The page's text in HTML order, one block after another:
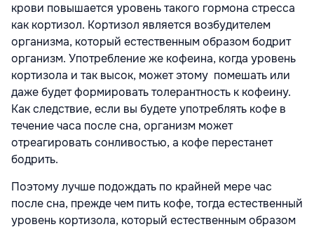
крови повышается уровень такого гормона стресса
как кортизол. Кортизол является возбудителем
организма, который естественным образом бодрит
организм. Употребление же кофеина, когда уровень
кортизола и так высок, может этому помешать или
даже будет формировать толерантность к кофеину.
Как следствие, если вы будете употреблять кофе в
течение часа после сна, организм может
отреагировать сонливостью, а кофе перестанет
бодрить.
Поэтому лучше подождать по крайней мере час
после сна, прежде чем пить кофе, тогда естественный
уровень кортизола, который естественным образом